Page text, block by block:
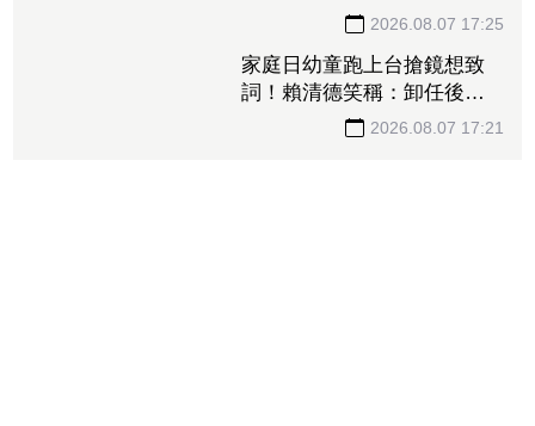
漢來美食H1 EPS 9.21元快賺
贏一整年！股價狂飆7％創3
年來新高 「最難訂Buffet」
瘋狂吸金
2026.08.07 17:25
家庭日幼童跑上台搶鏡想致